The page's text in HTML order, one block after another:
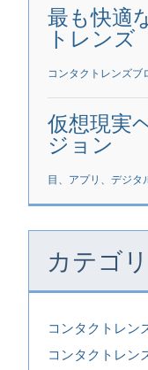
最も快適
トレンズ
コンタクトレンズブ
仮想現実
ジョン
目、アプリ、デジタ
カテゴ
コンタクトレン
コンタクトレン